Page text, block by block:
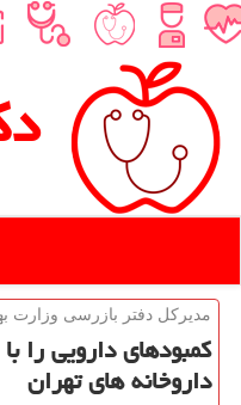
مدیركل دفتر بازرسی وزارت
داروخانه های تهران